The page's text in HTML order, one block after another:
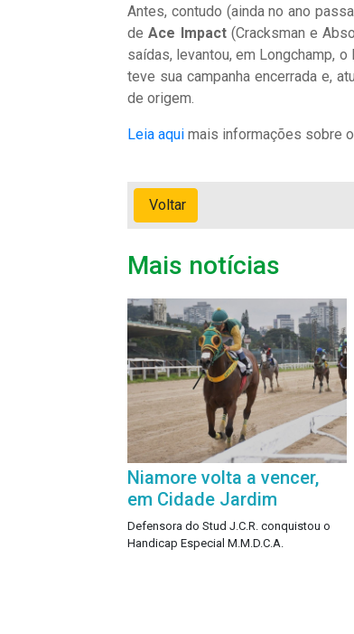
Antes, contudo (ainda no ano
deAce Impact(Cracksman e
saídas, levantou, em Longchamp,
teve sua campanha encerrada e,
de origem.
Leia aqui mais informações sobre
Voltar
Mais notícias
Niamore volta a vencer,
em Cidade Jardim
Defensora do Stud J.C.R. conquistou o
Handicap Especial M.M.D.C.A.